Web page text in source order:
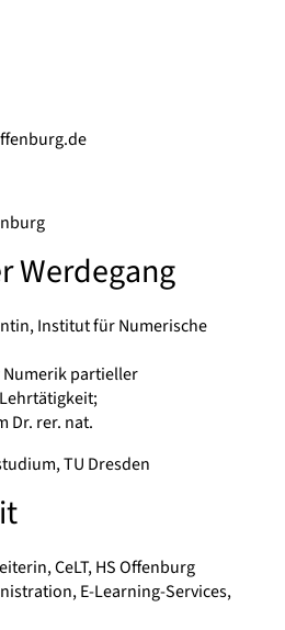
Werdegang
Institut für Numerische
partieller
rer. nat.
TU Dresden
CeLT, HS Offenburg
E-Learning-Services,